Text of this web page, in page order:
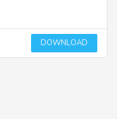
DOWNLOAD